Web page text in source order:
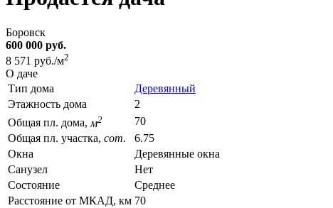
Боровск
600 000 руб.
8 571 руб./м2
О даче
Тип дома
Деревянный
Этажность дома
2
Общая пл. дома, м2
70
Общая пл. участка, сот.
6.75
Окна
Деревянные окна
Санузел
Нет
Состояние
Среднее
Расстояние от МКАД, км 70